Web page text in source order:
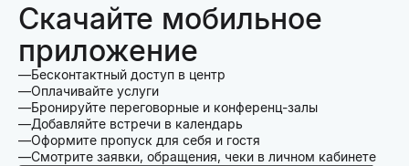
Скачайте мобильное
приложение
Бесконтактный доступ в центр
Оплачивайте услуги
Бронируйте переговорные и конференц-залы
Добавляйте встречи в календарь
Оформите пропуск для себя и гостя
Смотрите заявки, обращения, чеки в личном кабинете